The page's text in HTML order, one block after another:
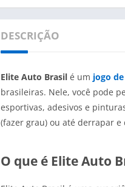
DESCRIÇÃO
Elite Auto Brasil é um jogo
brasileiras. Nele, você pode
esportivas, adesivos e
(fazer grau) ou até derrapar
O que é Elite Auto